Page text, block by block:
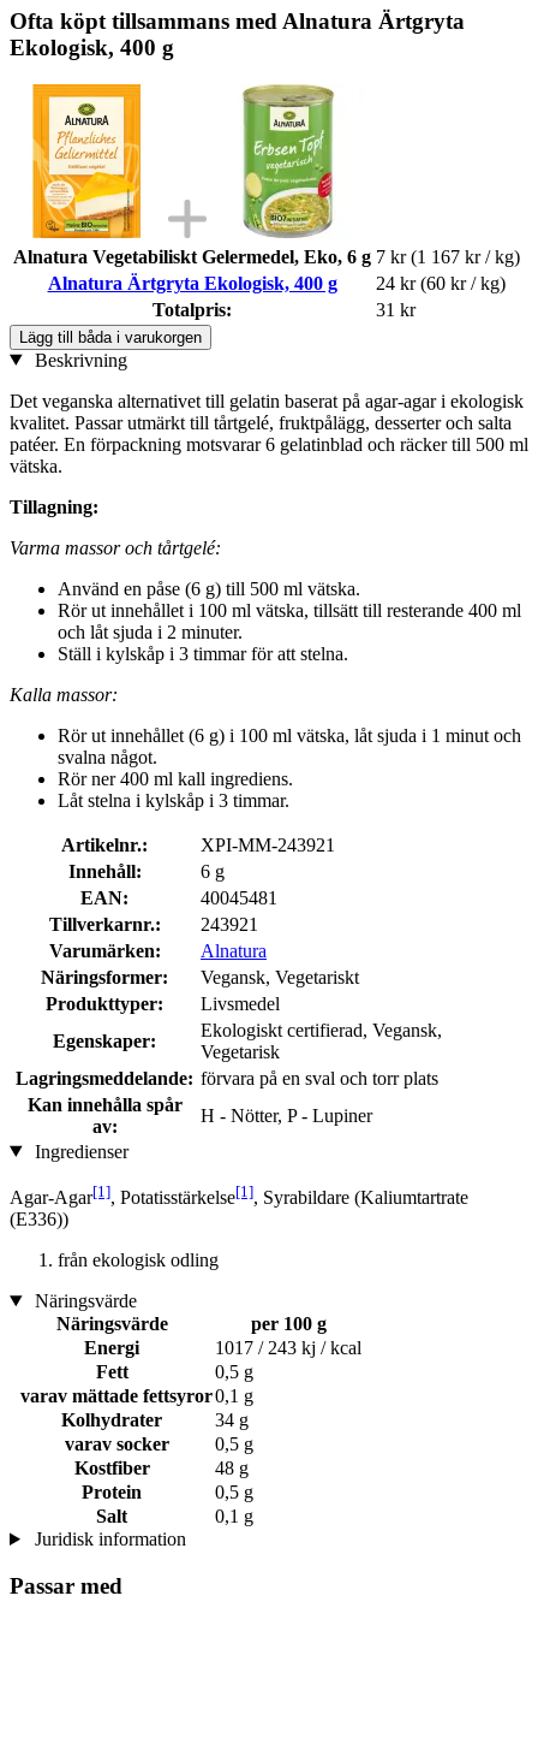
Ofta köpt tillsammans med Alnatura Ärtgryta
Ekologisk, 400 g
Alnatura Vegetabiliskt Gelermedel, Eko, 6 g 7 kr (1 167 kr / kg)
Alnatura Ärtgryta Ekologisk, 400 g
24 kr (60 kr / kg)
Totalpris:
31 kr
Lägg till båda i varukorgen
Beskrivning
Det veganska alternativet till gelatin baserat på agar-agar i ekologisk
kvalitet. Passar utmärkt till tårtgelé, fruktpålägg, desserter och salta
patéer. En förpackning motsvarar 6 gelatinblad och räcker till 500 ml
vätska.
Tillagning:
Varma massor och tårtgelé:
Använd en påse (6 g) till 500 ml vätska.
Rör ut innehållet i 100 ml vätska, tillsätt till resterande 400 ml
och låt sjuda i 2 minuter.
Ställ i kylskåp i 3 timmar för att stelna.
Kalla massor:
Rör ut innehållet (6 g) i 100 ml vätska, låt sjuda i 1 minut och
svalna något.
Rör ner 400 ml kall ingrediens.
Låt stelna i kylskåp i 3 timmar.
Artikelnr.:
XPI-MM-243921
Innehåll:
6 g
EAN:
40045481
Tillverkarnr.:
243921
Varumärken:
Alnatura
Näringsformer:
Vegansk, Vegetariskt
Produkttyper:
Livsmedel
Egenskaper:
Ekologiskt certifierad, Vegansk,
Vegetarisk
Lagringsmeddelande: förvara på en sval och torr plats
Kan innehålla spår
av:
H - Nötter, P - Lupiner
Ingredienser
Agar-Agar[1], Potatisstärkelse[1], Syrabildare (Kaliumtartrate
(E336))
från ekologisk odling
Näringsvärde
Näringsvärde
per 100 g
Energi
1017 / 243 kj / kcal
Fett
0,5 g
varav mättade fettsyror0,1 g
Kolhydrater
34 g
varav socker
0,5 g
Kostfiber
48 g
Protein
0,5 g
Salt
0,1 g
Juridisk information
Passar med